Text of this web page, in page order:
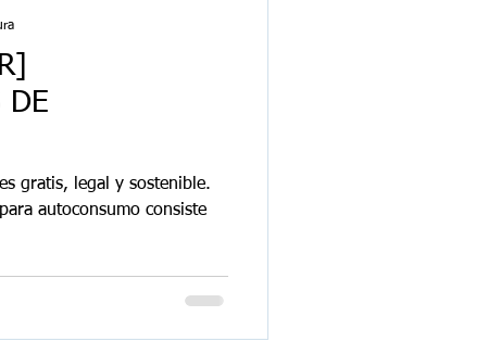
DE
gratis, legal y sostenible.
autoconsumo consiste